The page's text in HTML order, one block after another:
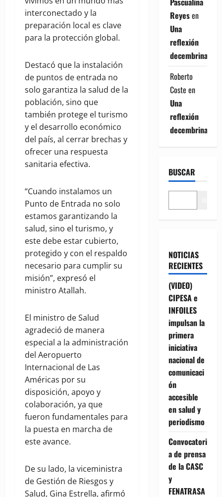
interconectado y la
preparación local es clave
para la protección global.
Destacó que la instalación
de puntos de entrada no
solo garantiza la salud de la
población, sino que
también protege el turismo
y el desarrollo económico
del país, al cerrar brechas y
ofrecer una respuesta
sanitaria efectiva.
“Cuando instalamos un
Punto de Entrada no solo
estamos garantizando la
salud, sino el turismo, y
este debe estar cubierto,
protegido y con el respaldo
necesario para cumplir su
misión”, expresó el
ministro Atallah.
El ministro de Salud
agradeció de manera
especial a la administración
del Aeropuerto
Internacional de Las
Américas por su
disposición, apoyo y
colaboración, ya que
fueron fundamentales para
la puesta en marcha de
este avance.
De su lado, la viceministra
de Gestión de Riesgos y
Salud, Gina Estrella, afirmó
Reyesen
Una
reflexión
decembrina
Roberto
Coste en
Una
reflexión
decembrina
BUSCAR
NOTICIAS
RECIENTES
(VIDEO)
CIPESA e
INFOILES
impulsan la
primera
iniciativa
nacional de
comunicaci
ón
accesible
en salud y
periodismo
Convocatori
a de prensa
de la CASC
y
FENATRASA